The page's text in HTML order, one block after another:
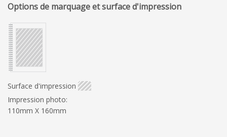
Options de marquage et surface d'impression
Surface d'impression
Impression photo:
110mm X 160mm